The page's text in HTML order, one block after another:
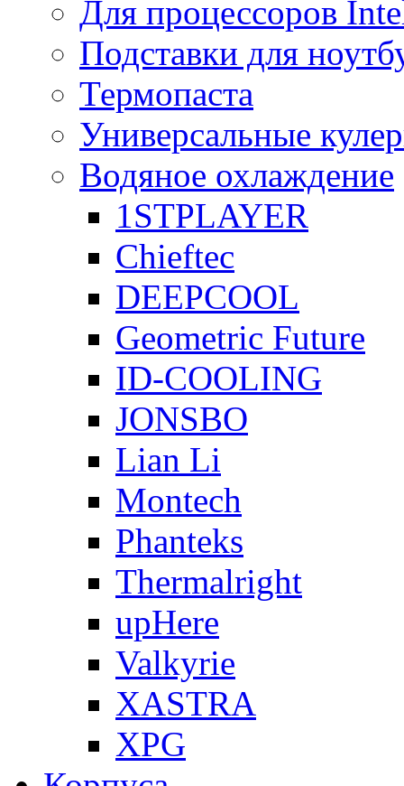
Для процессоров
Подставки для
Термопаста
Универсальные
Водяное охлаждение
1STPLAYER
Chieftec
DEEPCOOL
Geometric Future
ID-COOLING
JONSBO
Lian Li
Montech
Phanteks
Thermalright
upHere
Valkyrie
XASTRA
XPG